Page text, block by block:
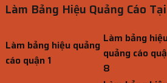
Làm Bảng Hiệu Quảng Cáo
Làm bảng hiệu quảng
cáo quận 1
Làm bảng
quảng cáo
8